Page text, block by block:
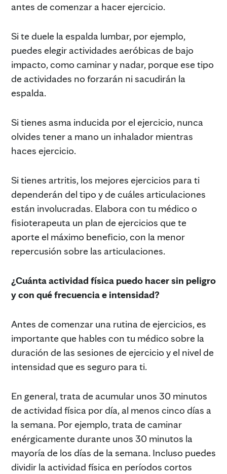
antes de comenzar a hacer ejercicio.
Si te duele la espalda lumbar, por ejemplo,
puedes elegir actividades aeróbicas de bajo
impacto, como caminar y nadar, porque ese tipo
de actividades no forzarán ni sacudirán la
espalda.
Si tienes asma inducida por el ejercicio, nunca
olvides tener a mano un inhalador mientras
haces ejercicio.
Si tienes artritis, los mejores ejercicios para ti
dependerán del tipo y de cuáles articulaciones
están involucradas. Elabora con tu médico o
fisioterapeuta un plan de ejercicios que te
aporte el máximo beneficio, con la menor
repercusión sobre las articulaciones.
¿Cuánta actividad física puedo hacer sin peligro
y con qué frecuencia e intensidad?
Antes de comenzar una rutina de ejercicios, es
importante que hables con tu médico sobre la
duración de las sesiones de ejercicio y el nivel de
intensidad que es seguro para ti.
En general, trata de acumular unos 30 minutos
de actividad física por día, al menos cinco días a
la semana. Por ejemplo, trata de caminar
enérgicamente durante unos 30 minutos la
mayoría de los días de la semana. Incluso puedes
dividir la actividad física en períodos cortos